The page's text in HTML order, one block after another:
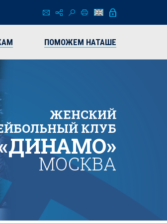
ПОМОЖЕМ НАТАШЕ
ЖЕНСКИЙ
КЛУБ
МОСКВА